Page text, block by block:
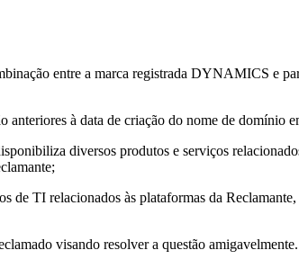
entre a marca registrada DYNAMICS e
à data de criação do nome de domínio
diversos produtos e serviços
de TI relacionados às plataformas da
visando resolver a questão